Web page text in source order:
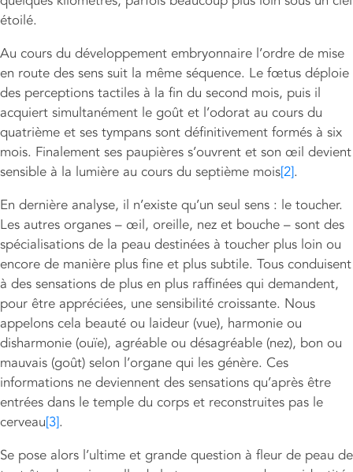
étoilé.
Au cours du développement embryonnaire l’ordre de mise
en route des sens suit la même séquence. Le fœtus déploie
des perceptions tactiles à la fin du second mois, puis il
acquiert simultanément le goût et l’odorat au cours du
quatrième et ses tympans sont définitivement formés à six
mois. Finalement ses paupières s’ouvrent et son œil devient
sensible à la lumière au cours du septième mois[2].
En dernière analyse, il n’existe qu’un seul sens : le toucher.
Les autres organes – œil, oreille, nez et bouche – sont des
spécialisations de la peau destinées à toucher plus loin ou
encore de manière plus fine et plus subtile. Tous conduisent
à des sensations de plus en plus raffinées qui demandent,
pour être appréciées, une sensibilité croissante. Nous
appelons cela beauté ou laideur (vue), harmonie ou
disharmonie (ouïe), agréable ou désagréable (nez), bon ou
mauvais (goût) selon l’organe qui les génère. Ces
informations ne deviennent des sensations qu’après être
entrées dans le temple du corps et reconstruites pas le
cerveau[3].
Se pose alors l’ultime et grande question à fleur de peau de